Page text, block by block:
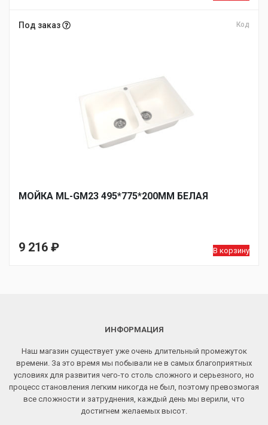
Под заказ Код
МОЙКА ML-GM23 495*775*200ММ БЕЛАЯ
9 216 ₽ В корзину
ИНФОРМАЦИЯ
Наш магазин существует уже очень длительный промежуток
времени. За это время мы побывали не в самых благоприятных
условиях для развития чего-то столь сложного и серьезного, но
процесс становления легким никогда не был, поэтому превозмогая
все сложности и затруднения, каждый день мы верили, что
достигнем желаемых высот.